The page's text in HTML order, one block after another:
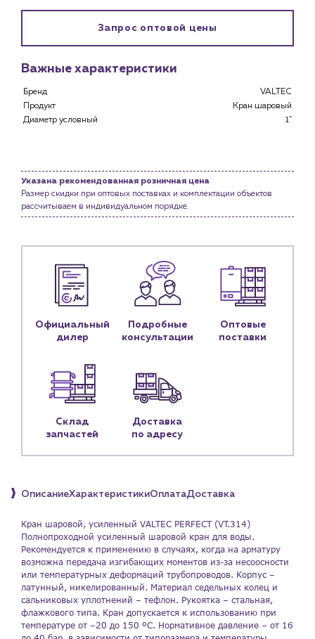
Каталог
Специализированным магазинам
Монтажным бригадам
Услуги
Портфолио
Новости
Блог
Контакты
Наши партнёры
+7 (918) 070-19-79
Пн – пт: 9:00 – 18:00
sales@profpotok.ru
г. Краснодар, ул. Российская, 63
Запрос оптовой цены
Важные характеристики
Бренд
VALTEC
Продукт
Кран шаровый
Диаметр условный
1"
Указана рекомендованная розничная цена
Размер скидки при оптовых поставках и комплектации объектов
рассчитываем в индивидуальном порядке.
Официальный
дилер
Подробные
консультации
Оптовые
поставки
Склад
запчастей
Доставка
по адресу
ОписаниеХарактеристикиОплатаДоставка
Кран шаровой, усиленный VALTEC PERFECT (VT.314)
Полнопроходной усиленный шаровой кран для воды.
Рекомендуется к применению в случаях, когда на арматуру
возможна передача изгибающих моментов из-за несоосности
или температурных деформаций трубопроводов. Корпус –
латунный, никелированный. Материал седельных колец и
сальниковых уплотнений – тефлон. Рукоятка – стальная,
флажкового типа. Кран допускается к использованию при
температуре от –20 до 150 ºС. Нормативное давление – от 16